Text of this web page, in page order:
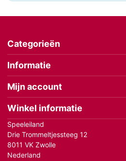
Categorieën
Informatie
Mijn account
Winkel informatie
Speeleiland
Drie Trommeltjessteeg 12
8011 VK Zwolle
Nederland